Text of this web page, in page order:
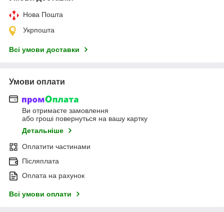
Нова Пошта
Укрпошта
Всі умови доставки
Умови оплати
Ви отримаєте замовлення
або гроші повернуться на вашу картку
Детальніше
Оплатити частинами
Післяплата
Оплата на рахунок
Всі умови оплати